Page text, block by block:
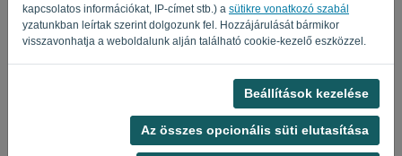
kapcsolatos információkat, IP-címet stb.) a sütikre vonatkozó szabál
yzatunkban leírtak szerint dolgozunk fel. Hozzájárulását bármikor
visszavonhatja a weboldalunk alján található cookie-kezelő eszközzel.
Beállítások kezelése
Az összes opcionális süti elutasítása
Privacy Policy-Terms of Service.